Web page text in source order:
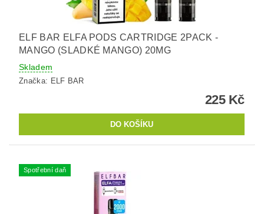
ELF BAR ELFA PODS CARTRIDGE 2PACK -
MANGO (SLADKÉ MANGO) 20MG
Skladem
Značka: ELF BAR
225 Kč
Spotřební daň